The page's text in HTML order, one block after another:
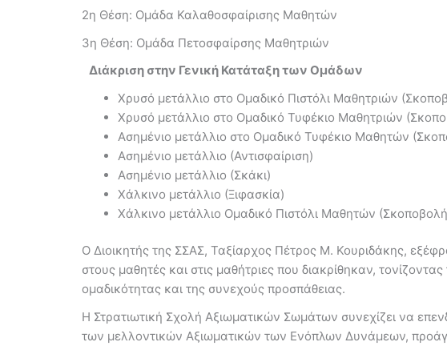
2η Θέση: Ομάδα Καλαθοσφαίρισης Μαθητών
3η Θέση: Ομάδα Πετοσφαίρσης Μαθητριών
Διάκριση στην Γενική Κατάταξη των Ομάδων
Χρυσό μετάλλιο στο Ομαδικό Πιστόλι Μαθητριών
Χρυσό μετάλλιο στο Ομαδικό Τυφέκιο Μαθητριών
Ασημένιο μετάλλιο στο Ομαδικό Τυφέκιο Μαθητών
Ασημένιο μετάλλιο (Αντισφαίριση)
Ασημένιο μετάλλιο (Σκάκι)
Χάλκινο μετάλλιο (Ξιφασκία)
Χάλκινο μετάλλιο Ομαδικό Πιστόλι Μαθητών
Ο Διοικητής της ΣΣΑΣ, Ταξίαρχος Πέτρος Μ. Κουριδάκης,
στους μαθητές και στις μαθήτριες που διακρίθηκαν,
ομαδικότητας και της συνεχούς προσπάθειας.
Η Στρατιωτική Σχολή Αξιωματικών Σωμάτων συνεχίζει να
των μελλοντικών Αξιωματικών των Ενόπλων Δυνάμεων,